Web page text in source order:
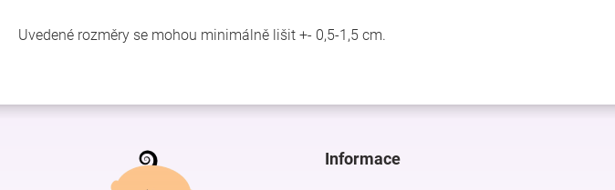
Uvedené rozměry se mohou minimálně lišit +- 0,5-1,5 cm.
Z
Informace